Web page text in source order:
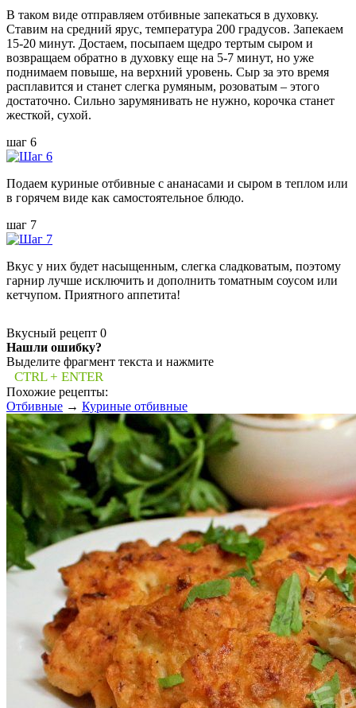
В таком виде отправляем отбивные запекаться в духовку.
Ставим на средний ярус, температура 200 градусов. Запекаем
15-20 минут. Достаем, посыпаем щедро тертым сыром и
возвращаем обратно в духовку еще на 5-7 минут, но уже
поднимаем повыше, на верхний уровень. Сыр за это время
расплавится и станет слегка румяным, розоватым – этого
достаточно. Сильно зарумянивать не нужно, корочка станет
жесткой, сухой.
шаг 6
Подаем куриные отбивные с ананасами и сыром в теплом или
в горячем виде как самостоятельное блюдо.
шаг 7
Вкус у них будет насыщенным, слегка сладковатым, поэтому
гарнир лучше исключить и дополнить томатным соусом или
кетчупом. Приятного аппетита!
Вкусный рецепт 0
Нашли ошибку?
Выделите фрагмент текста и нажмите
CTRL + ENTER
Похожие рецепты:
Отбивные → Куриные отбивные